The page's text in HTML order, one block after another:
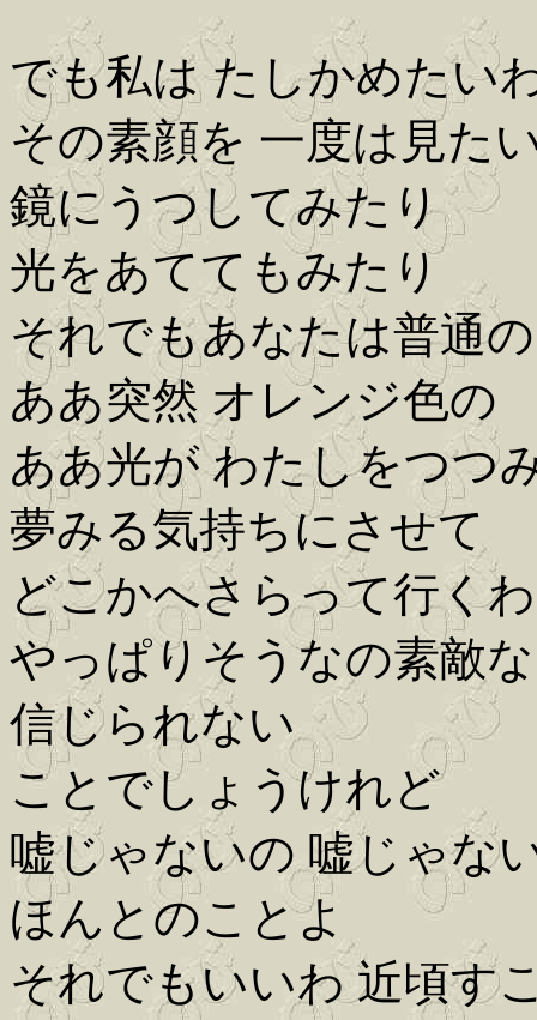
でも私は たしかめたい
その素顔を 一度は見た
鏡にうつしてみたり
光をあててもみたり
それでもあなたは普通
ああ突然 オレンジ色の
ああ光が わたしをつつ
夢みる気持ちにさせて
どこかへさらって行くわ
やっぱりそうなの素敵
信じられない
ことでしょうけれど
嘘じゃないの 嘘じゃな
ほんとのことよ
それでもいいわ 近頃す